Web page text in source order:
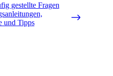
gestellte Fragen
und Tipps